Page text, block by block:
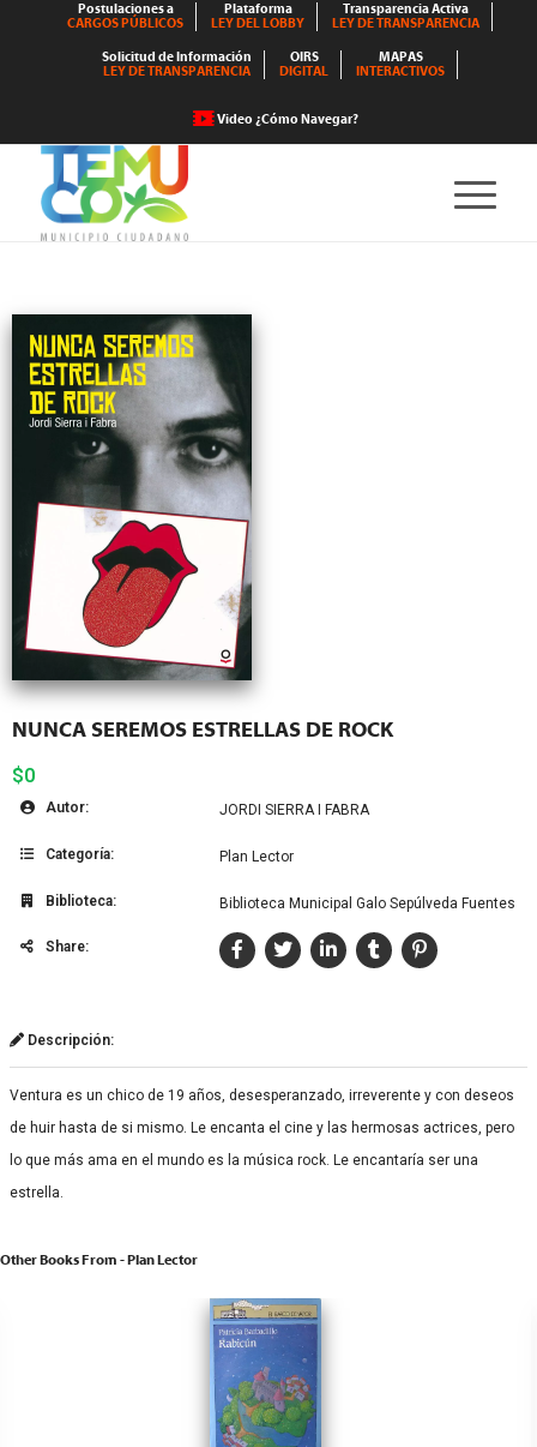
Postulaciones a
CARGOS PÚBLICOS
Plataforma
LEY DEL LOBBY
Transparencia Activa
LEY DE TRANSPARENCIA
Solicitud de Información
LEY DE TRANSPARENCIA
OIRS
DIGITAL
MAPAS
INTERACTIVOS
Video ¿Cómo Navegar?
NUNCA SEREMOS ESTRELLAS DE ROCK
$0
Autor: JORDI SIERRA I FABRA
Categoría: Plan Lector
Biblioteca: Biblioteca Municipal Galo Sepúlveda Fuentes
Share:
Descripción:
Ventura es un chico de 19 años, desesperanzado, irreverente y con deseos
de huir hasta de si mismo. Le encanta el cine y las hermosas actrices, pero
lo que más ama en el mundo es la música rock. Le encantaría ser una
estrella.
Other Books From - Plan Lector